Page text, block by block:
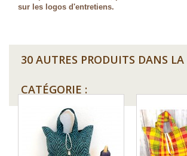
sur les logos d'entretiens.
30 AUTRES PRODUITS DANS
CATÉGORIE :